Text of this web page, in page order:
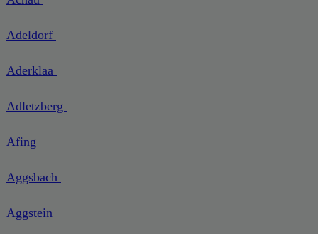
Adeldorf
Aderklaa
Adletzberg
Afing
Aggsbach
Aggstein